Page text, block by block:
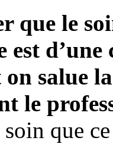
que le
est
on salue
le
soin que